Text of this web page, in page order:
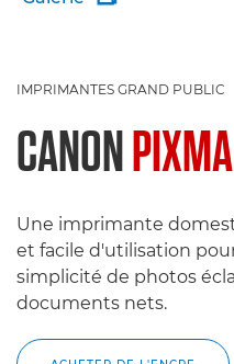
IMPRIMANTES GRAND PUBLIC
CANON
Une imprimante
et facile d'utilisation
simplicité de photos
documents nets.